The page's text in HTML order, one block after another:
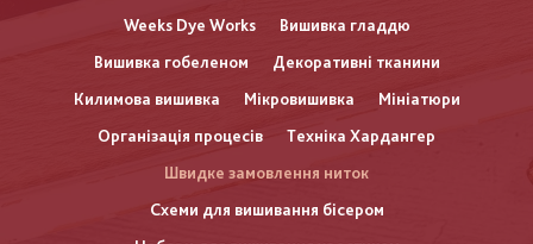
Weeks Dye Works
Вишивка гладдю
Вишивка гобеленом
Декоративні тканини
Килимова вишивка
Мікровишивка
Мініатюри
Організація процесів
Техніка Хардангер
Швидке замовлення ниток
Схеми для вишивання бісером